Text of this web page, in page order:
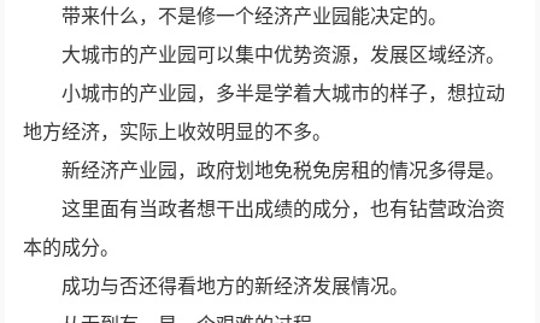
带来什么，不是修一个经济产业园能决定的。
大城市的产业园可以集中优势资源，发展区域经济。
小城市的产业园，多半是学着大城市的样子，想拉动
地方经济，实际上收效明显的不多。
新经济产业园，政府划地免税免房租的情况多得是。
这里面有当政者想干出成绩的成分，也有钻营政治资
本的成分。
成功与否还得看地方的新经济发展情况。